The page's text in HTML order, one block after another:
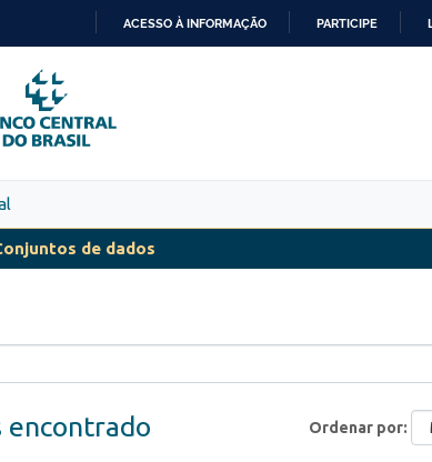
PARA
O
CONTEÚDO
ACESSO À INFORMAÇÃO PARTICIPE
de dados
Ordenar por
encontrado